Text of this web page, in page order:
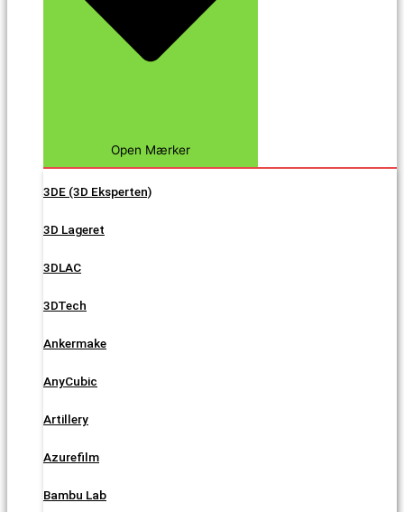
Open Mærker
3DE (3D Eksperten)
3D Lageret
3DLAC
3DTech
Ankermake
AnyCubic
Artillery
Azurefilm
Bambu Lab